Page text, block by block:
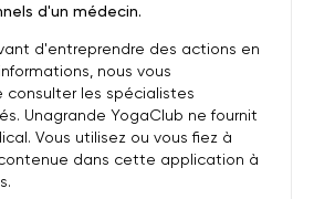
d'un médecin.
d'entreprendre des actions en
nous vous
consulter les spécialistes
Unagrande YogaClub ne fournit
Vous utilisez ou vous fiez à
dans cette application à